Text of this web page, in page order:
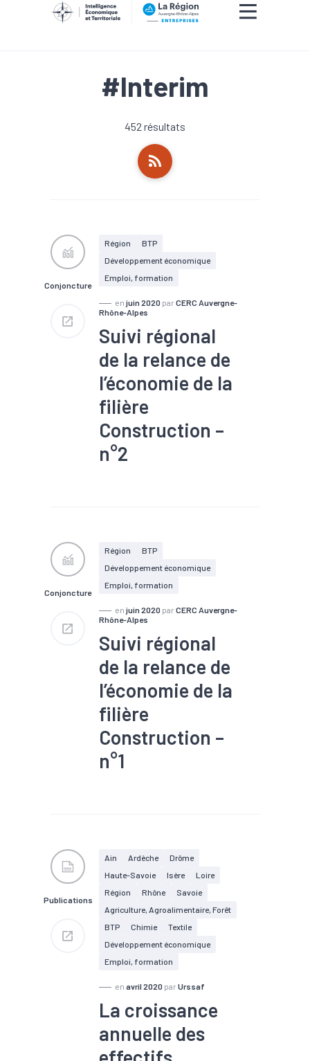
#Interim
452 résultats
Conjoncture
Région
BTP
Développement économique
Emploi, formation
en juin 2020 par CERC Auvergne-
Rhône-Alpes
Suivi régional
de la relance de
l’économie de la
filière
Construction –
n°2
économique
Situation au 15 juin 2020
TP : 99 % des entreprises
sont en cours de reprise, 52 %
activité normale, 68 % des
effectifs permanents seront
maintenus
Bâtiment : 95 % de chantiers
ouverts, 62 % des entreprises
sont en activité normale, le
niveau d'emploi est de 91 %
Conjoncture
Région
BTP
Développement économique
Emploi, formation
en juin 2020 par CERC Auvergne-
Rhône-Alpes
Suivi régional
de la relance de
l’économie de la
filière
Construction –
n°1
économique
#Travaux
Situation au 9 juin 2020
TP : 99 % des entreprises
sont en cours de reprise, 52 %
des entreprises sont en
activité normale, 68 % des
effectifs permanents seront
Bâtiment : 83 % de chantiers
ouverts, 53 % des entreprises
sont en activité normale, le
niveau d'emploi est de 87 %
Publications
Ain Ardèche
Drôme
Haute-Savoie
Isère
Loire
Région
Rhône
Savoie
Agriculture, Agroalimentaire, Forêt
BTP
Chimie
Textile
Développement économique
Emploi, formation
en avril 2020 par Urssaf
La croissance
annuelle des